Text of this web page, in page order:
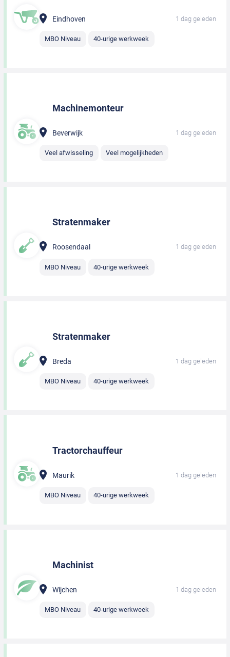
Eindhoven 1 dag geleden
MBO Niveau 40-urige werkweek
Machinemonteur
Beverwijk 1 dag geleden
Veel afwisseling Veel mogelijkheden
Stratenmaker
Roosendaal 1 dag geleden
MBO Niveau 40-urige werkweek
Stratenmaker
Breda 1 dag geleden
MBO Niveau 40-urige werkweek
Tractorchauffeur
Maurik 1 dag geleden
MBO Niveau 40-urige werkweek
Machinist
Wijchen 1 dag geleden
MBO Niveau 40-urige werkweek